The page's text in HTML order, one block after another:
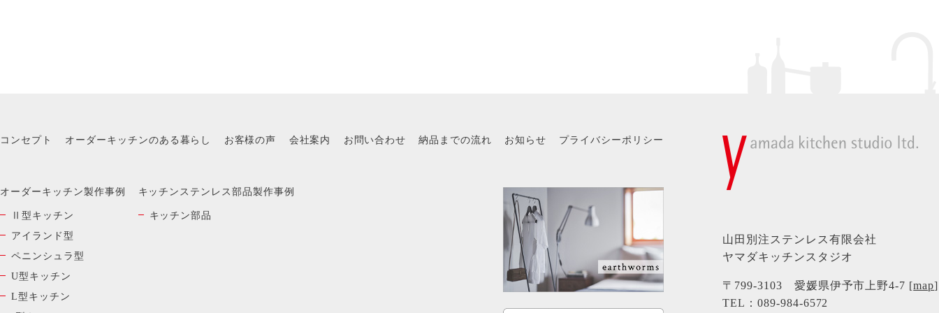
コンセプト オーダーキッチンのある暮らし お客様の声 会社案内 お問い合わせ 納品までの流れ お知らせ プライバシーポリシー
オーダーキッチン製作事例
Ⅱ型キッチン
アイランド型
ペニンシュラ型
U型キッチン
L型キッチン
キッチンステンレス部品製作事例
キッチン部品
山田別注ステンレス有限会社
ヤマダキッチンスタジオ
〒799-3103 愛媛県伊予市上野4-7 [map]
TEL： 089-984-6572